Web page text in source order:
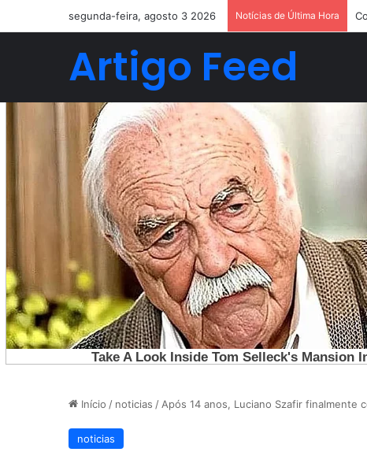
segunda-feira, agosto 3 2026 Notícias de Última Hora
Artigo Feed
Início / noticias / Após 14 anos, Luciano Szafir finalmente
noticias